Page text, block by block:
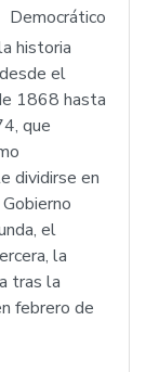
historia
el
1868 hasta
que
dividirse en
el
la
tras la
febrero de